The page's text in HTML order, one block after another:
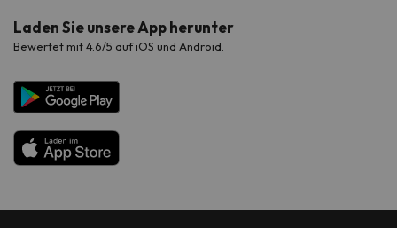
Laden Sie unsere App herunter
Bewertet mit 4.6/5 auf iOS und Android.